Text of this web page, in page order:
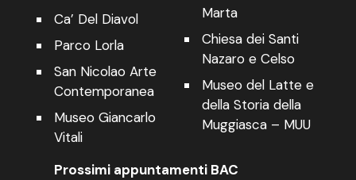
Ca’ Del Diavol
Parco Lorla
San Nicolao Arte
Contemporanea
Museo Giancarlo
Vitali
Marta
Chiesa dei Santi
Nazaro e Celso
Museo del Latte e
della Storia della
Muggiasca – MUU
Prossimi appuntamenti BAC